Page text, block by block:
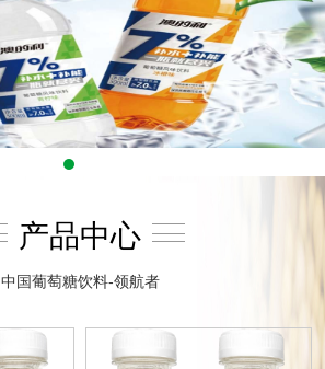
产品中心
中国葡萄糖饮料-领航者